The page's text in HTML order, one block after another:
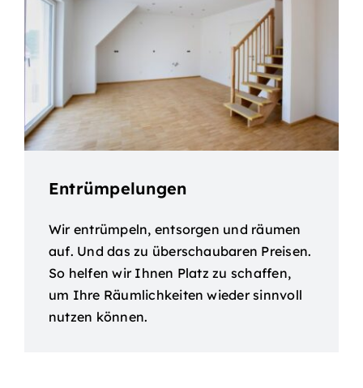
Entrümpelungen
Wir entrümpeln, entsorgen und räumen
auf. Und das zu überschaubaren Preisen.
So helfen wir Ihnen Platz zu schaffen,
um Ihre Räumlichkeiten wieder sinnvoll
nutzen können.